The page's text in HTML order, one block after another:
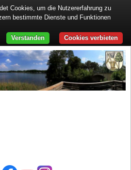
Cookies, um die Nutzererfahrung zu
bestimmte Dienste und Funktionen
Cookies verbieten
Verstanden